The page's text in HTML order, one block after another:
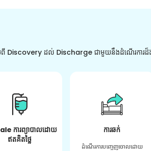
ជ័យពី Discovery ដល់ Discharge ជាមួយនឹងដំណើរកា
ការព្យាបាលដោយ
ឥតគិតថ្លៃ
ការឆក់
ដំណើរការបញ្ចេញចោលដោយ